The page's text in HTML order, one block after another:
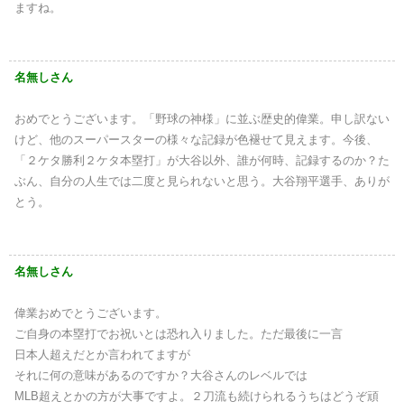
ますね。
名無しさん
おめでとうございます。「野球の神様」に並ぶ歴史的偉業。申し訳ない
けど、他のスーパースターの様々な記録が色褪せて見えます。今後、
「２ケタ勝利２ケタ本塁打」が大谷以外、誰が何時、記録するのか？た
ぶん、自分の人生では二度と見られないと思う。大谷翔平選手、ありが
とう。
名無しさん
偉業おめでとうございます。
ご自身の本塁打でお祝いとは恐れ入りました。ただ最後に一言
日本人超えだとか言われてますが
それに何の意味があるのですか？大谷さんのレベルでは
MLB超えとかの方が大事ですよ。２刀流も続けられるうちはどうぞ頑